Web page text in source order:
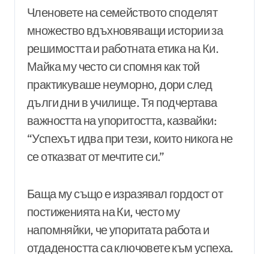
Членовете на семейството споделят
множество вдъхновяващи истории за
решимостта и работната етика на Ки.
Майка му често си спомня как той
практикуваше неуморно, дори след
дълги дни в училище. Тя подчертава
важността на упоритостта, казвайки:
“Успехът идва при тези, които никога не
се отказват от мечтите си.”
Баща му също е изразявал гордост от
постиженията на Ки, често му
напомняйки, че упоритата работа и
отдадеността са ключовете към успеха.